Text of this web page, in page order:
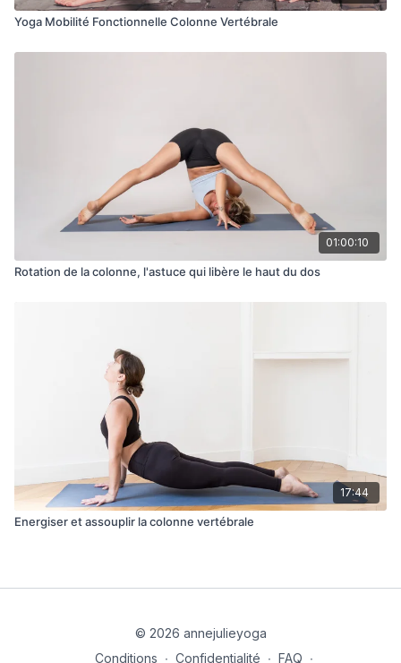
Yoga Mobilité Fonctionnelle Colonne Vertébrale
01:00:10
Rotation de la colonne, l'astuce qui libère le haut du dos
17:44
Energiser et assouplir la colonne vertébrale
© 2026 annejulieyoga
Conditions ∙ Confidentialité ∙ FAQ ∙